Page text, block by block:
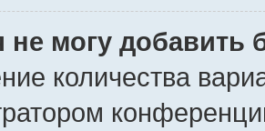
не могу добавить
количества